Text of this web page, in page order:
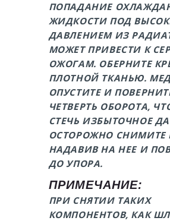
ПОПАДАНИЕ
ЖИДКОСТИ ПОД
ДАВЛЕНИЕМ ИЗ
МОЖЕТ ПРИВЕСТИ К
ОЖОГАМ. ОБЕРНИТЕ
ПЛОТНОЙ ТКАНЬЮ.
ОПУСТИТЕ И
ЧЕТВЕРТЬ ОБОРОТА,
СТЕЧЬ ИЗБЫТОЧНОЕ
ОСТОРОЖНО СНИМИТЕ
НАДАВИВ НА НЕЕ И
ДО УПОРА.
ПРИМЕЧАНИЕ:
ПРИ СНЯТИИ ТАКИХ
КОМПОНЕНТОВ, КАК